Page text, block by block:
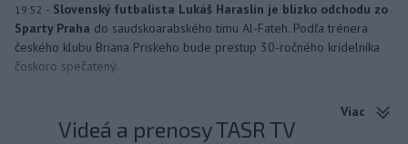
19:52 - Slovenský futbalista Lukáš Haraslín je blízko odchodu zo
Sparty Praha do saudskoarabského tímu Al-Fateh. Podľa trénera
českého klubu Briana Priskeho bude prestup 30-ročného krídelníka
čoskoro spečatený.
Viac
Videá a prenosy TASR TV